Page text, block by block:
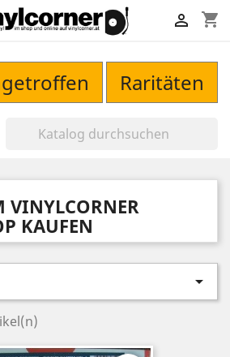
shopping_cart

Raritäten
VINYLCORNER
KAUFEN
